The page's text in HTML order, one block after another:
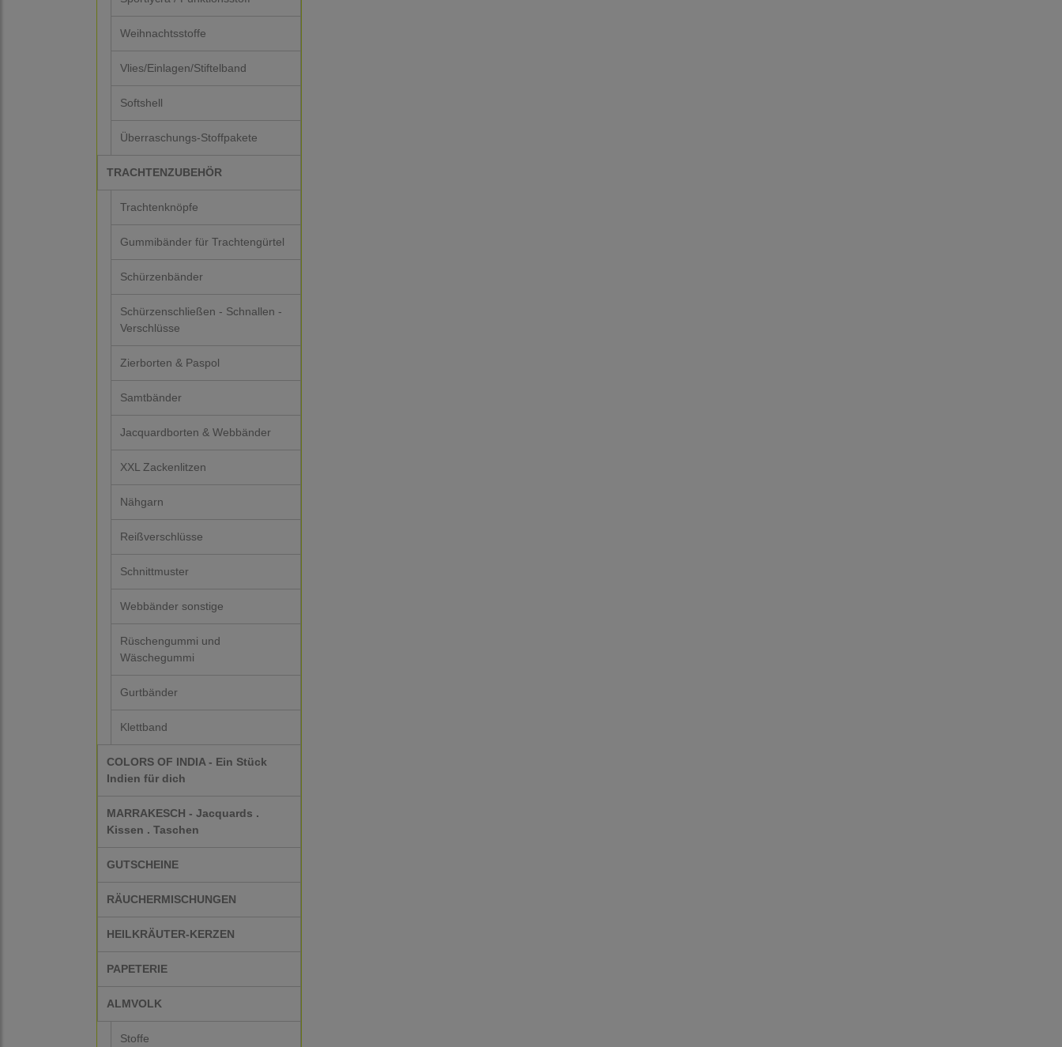
Weihnachtsstoffe
Vlies/Einlagen/Stiftelband
Softshell
Überraschungs-Stoffpakete
TRACHTENZUBEHÖR
Trachtenknöpfe
Gummibänder für Trachtengürtel
Schürzenbänder
Schürzenschließen - Schnallen -
Verschlüsse
Zierborten & Paspol
Samtbänder
Jacquardborten & Webbänder
XXL Zackenlitzen
Nähgarn
Reißverschlüsse
Schnittmuster
Webbänder sonstige
Rüschengummi und
Wäschegummi
Gurtbänder
Klettband
COLORS OF INDIA - Ein Stück
Indien für dich
MARRAKESCH - Jacquards .
Kissen . Taschen
GUTSCHEINE
RÄUCHERMISCHUNGEN
HEILKRÄUTER-KERZEN
PAPETERIE
ALMVOLK
Stoffe